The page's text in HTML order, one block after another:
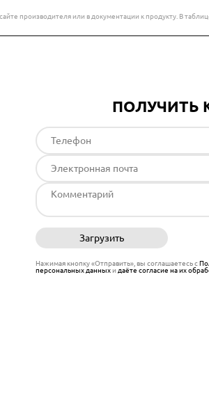
производителя или в документации к продукту. В
ПОЛУЧИТЬ
Загрузить
Нажимая кнопку «Отправить», вы соглашаетесь с
персональных данныхи даёте согласие на их